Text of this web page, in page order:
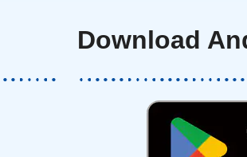
Download